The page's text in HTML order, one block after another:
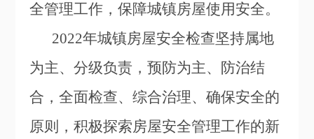
全管理工作，保障城镇房屋使用安全。
2022年城镇房屋安全检查坚持属地
为主、分级负责，预防为主、防治结
合，全面检查、综合治理、确保安全的
原则，积极探索房屋安全管理工作的新